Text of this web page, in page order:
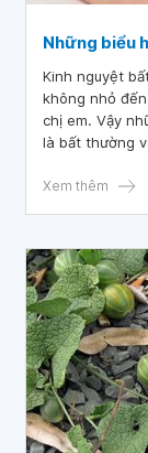
Những biểu
Kinh nguyệt
không nhỏ
chị em. Vậy
là bất thường
Xem thêm